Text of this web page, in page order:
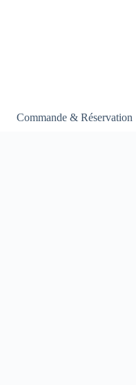
Commande & Réservation